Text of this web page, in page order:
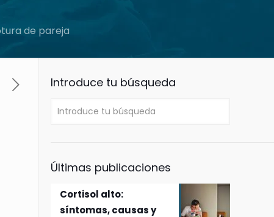
de pareja
Introduce tu búsqueda
Últimas publicaciones
Cortisol alto:
síntomas, causas y